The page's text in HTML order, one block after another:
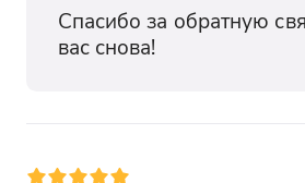
Спасибо за обратную
вас снова!